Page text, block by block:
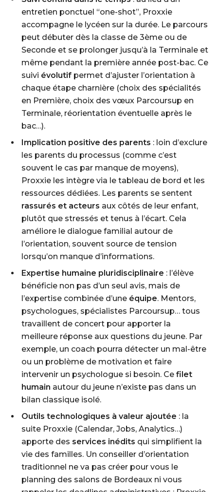
entretien ponctuel “one-shot”, Proxxie
accompagne le lycéen sur la durée. Le parcours
peut débuter dès la classe de 3ème ou de
Seconde et se prolonger jusqu’à la Terminale et
même pendant la première année post-bac. Ce
suivi évolutif permet d’ajuster l’orientation à
chaque étape charnière (choix des spécialités
en Première, choix des vœux Parcoursup en
Terminale, réorientation éventuelle après le
bac…).
Implication positive des parents : loin d’exclure
les parents du processus (comme c’est
souvent le cas par manque de moyens),
Proxxie les intègre via le tableau de bord et les
ressources dédiées. Les parents se sentent
rassurés et acteurs aux côtés de leur enfant,
plutôt que stressés et tenus à l’écart. Cela
améliore le dialogue familial autour de
l’orientation, souvent source de tension
lorsqu’on manque d’informations.
Expertise humaine pluridisciplinaire : l’élève
bénéficie non pas d’un seul avis, mais de
l’expertise combinée d’une équipe. Mentors,
psychologues, spécialistes Parcoursup… tous
travaillent de concert pour apporter la
meilleure réponse aux questions du jeune. Par
exemple, un coach pourra détecter un mal-être
ou un problème de motivation et faire
intervenir un psychologue si besoin. Ce filet
humain autour du jeune n’existe pas dans un
bilan classique isolé.
Outils technologiques à valeur ajoutée : la
suite Proxxie (Calendar, Jobs, Analytics…)
apporte des services inédits qui simplifient la
vie des familles. Un conseiller d’orientation
traditionnel ne va pas créer pour vous le
planning des salons de Bordeaux ni vous